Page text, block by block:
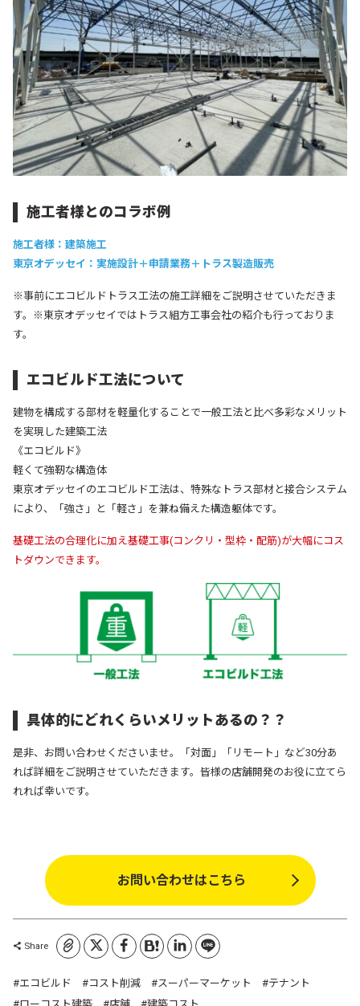
施工者様とのコラボ例
施工者様：建築施工
東京オデッセイ：実施設計＋申請業務＋トラス製造販売
※事前にエコビルドトラス工法の施工詳細をご説明させていただきま
す。
※東京オデッセイではトラス組方工事会社の紹介も行っておりま
す。
エコビルド工法について
建物を構成する部材を軽量化することで一般工法と比べ多彩なメリット
を実現した建築工法
《エコビルド》
軽くて強靭な構造体
東京オデッセイのエコビルド工法は、特殊なトラス部材と接合システム
により、「強さ」と「軽さ」を兼ね備えた構造躯体です。
基礎工法の合理化に加え基礎工事(コンクリ・型枠・配筋)が大幅にコス
トダウンできます。
具体的にどれくらいメリットあるの？？
是非、お問い合わせくださいませ。
「対面」「リモート」など30分あ
れば詳細をご説明させていただきます。 皆様の店舗開発のお役に立てら
れれば幸いです。
お問い合わせはこちら
Shareコピーしました
エコビルド コスト削減 スーパーマーケット
テナント